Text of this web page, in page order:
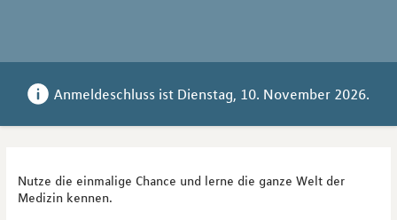
Anmeldeschluss ist Dienstag, 10. November 2026.
Nutze die einmalige Chance und lerne die ganze Welt der
Medizin kennen.